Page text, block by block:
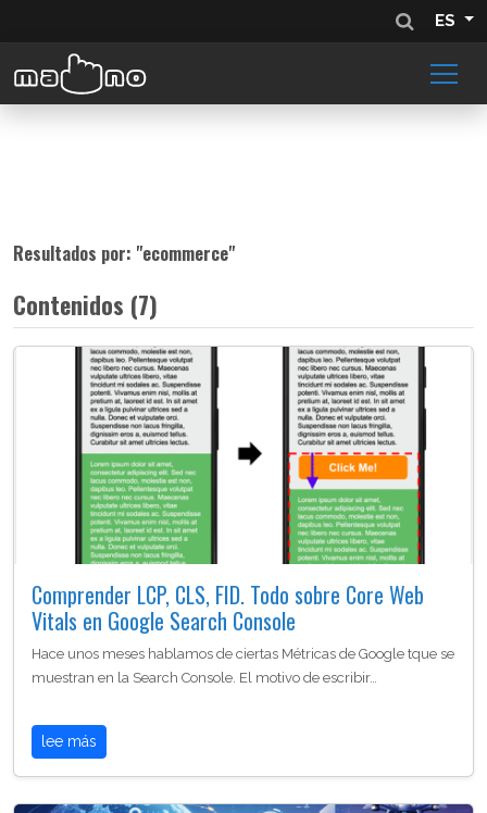
ES
Resultados por: "ecommerce"
Contenidos (7)
Comprender LCP, CLS, FID. Todo sobre Core Web
Vitals en Google Search Console
Hace unos meses hablamos de ciertas Métricas de Google tque se
muestran en la Search Console. El motivo de escribir…
lee más